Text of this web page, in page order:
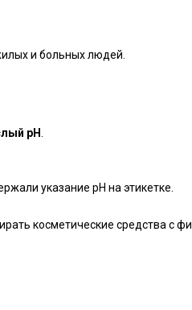
и больных людей.
pH.
указание pH на этикетке.
косметические средства с